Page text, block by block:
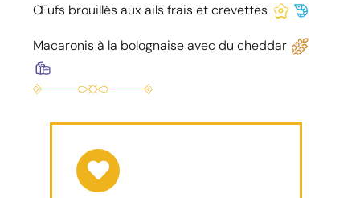
Œufs brouillés aux ails frais et crevettes
Macaronis à la bolognaise avec du cheddar